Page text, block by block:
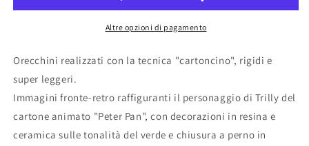
Altre opzioni di pagamento
Orecchini realizzati con la tecnica "cartoncino", rigidi e
super leggeri.
Immagini fronte-retro raffiguranti il personaggio di Trilly del
cartone animato "Peter Pan", con decorazioni in resina e
ceramica sulle tonalità del verde e chiusura a perno in